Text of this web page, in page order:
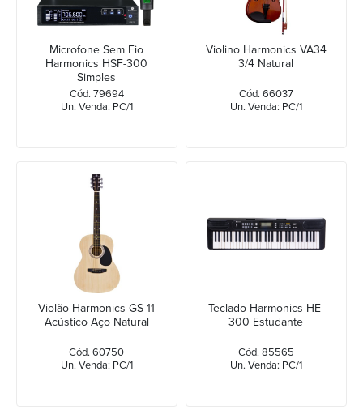
Microfone Sem Fio
Harmonics HSF-300
Simples
Cód. 79694
Un. Venda: PC/1
Violino Harmonics VA34
3/4 Natural
Cód. 66037
Un. Venda: PC/1
Violão Harmonics GS-11
Acústico Aço Natural
Cód. 60750
Un. Venda: PC/1
Teclado Harmonics HE-
300 Estudante
Cód. 85565
Un. Venda: PC/1